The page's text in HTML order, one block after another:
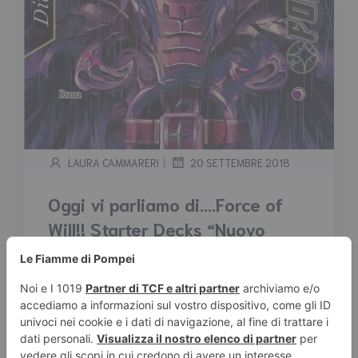
LAURA CAMMARERI | 20 SETTEMBRE 2018
Oggi vi parliamo di….Force of
Will!! Starter Decks “Nuovo
Valhalla”
Tempo stimato di lettura: 4
minuti
Oggi vi parliamo di….Force of Will!! Starter
Decks “Nuovo Valhalla” Benvenuti in questa
nuova […]